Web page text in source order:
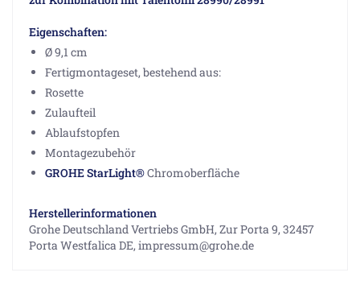
Eigenschaften:
Ø 9,1 cm
Fertigmontageset, bestehend aus:
Rosette
Zulaufteil
Ablaufstopfen
Montagezubehör
GROHE StarLight®Chromoberfläche
Herstellerinformationen
Grohe Deutschland Vertriebs GmbH, Zur Porta 9, 32457
Porta Westfalica DE, impressum@grohe.de